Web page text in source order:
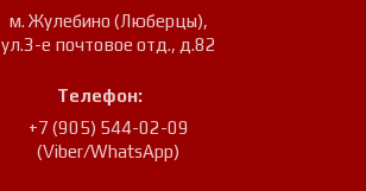
м. Жулебино (Люберцы),
ул.3-е почтовое отд., д.82
Телефон:
+7 (905) 544-02-09
(Viber/WhatsApp)